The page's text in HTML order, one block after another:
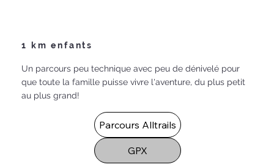
1 km enfants
Un parcours peu technique avec peu de dénivelé pour
que toute la famille puisse vivre l'aventure, du plus petit
au plus grand!
Parcours Alltrails
GPX